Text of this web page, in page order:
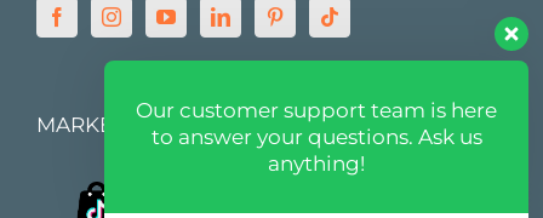
MARKETPLACE
Our customer support team is here
to answer your questions. Ask us
anything!